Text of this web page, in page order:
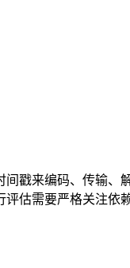
戳来编码、传输
估需要严格关注依